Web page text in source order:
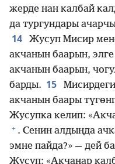
жерде нан калбай
да тургундары
14
Жусуп Мисир
акчанын баарын,
акчанын баарын,
барды. 15
акчанын баары
Жусупка келип:
+ . Сенин алдыңда
эмне пайда?» — дей
Жусуп: «Акчаңар